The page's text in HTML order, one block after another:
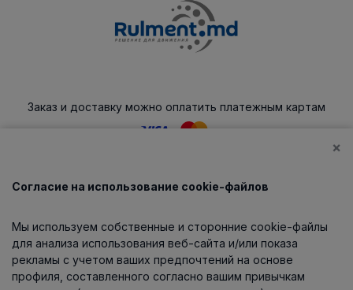
Заказ и доставку можно оплатить платежным картам
Каталог
О компании
×
Согласие на использование cookie-файлов
Мы используем собственные и сторонние cookie-файлы
для анализа использования веб-сайта и/или показа
рекламы с учетом ваших предпочтений на основе
профиля, составленного согласно вашим привычкам